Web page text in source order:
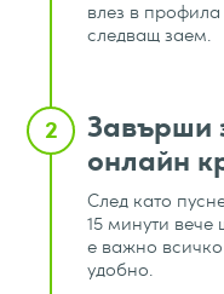
влез в
следващ заем.
2
Завърши
онлайн
След като
15 минути
е важно
удобно.